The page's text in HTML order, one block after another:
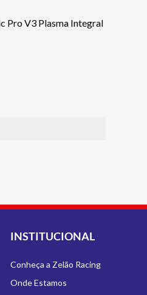
Pro V3 Plasma Integral
INSTITUCIONAL
Conheça a Zelão Racing
Onde Estamos